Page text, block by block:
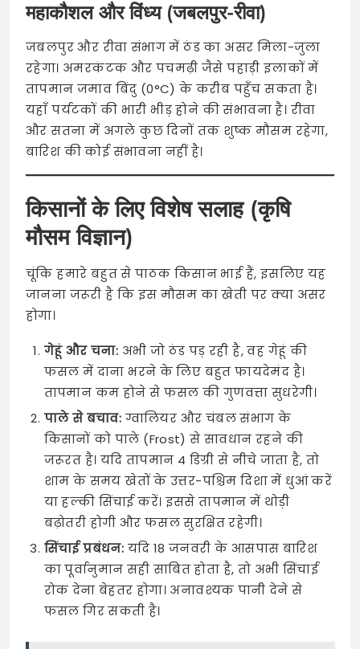
महाकौशल और विंध्य (जबलपुर-रीवा)
जबलपुर और रीवा संभाग में ठंड का असर मिला-जुला
रहेगा। अमरकंटक और पचमढ़ी जैसे पहाड़ी इलाकों में
तापमान जमाव बिंदु (0°C) के करीब पहुँच सकता है।
यहाँ पर्यटकों की भारी भीड़ होने की संभावना है। रीवा
और सतना में अगले कुछ दिनों तक शुष्क मौसम रहेगा,
बारिश की कोई संभावना नहीं है।
किसानों के लिए विशेष सलाह (कृषि
मौसम विज्ञान)
चूंकि हमारे बहुत से पाठक किसान भाई हैं, इसलिए यह
जानना जरूरी है कि इस मौसम का खेती पर क्या असर
होगा।
गेहूं और चना: अभी जो ठंड पड़ रही है, वह गेहूं की
फसल में दाना भरने के लिए बहुत फायदेमंद है।
तापमान कम होने से फसल की गुणवत्ता सुधरेगी।
पाले से बचाव: ग्वालियर और चंबल संभाग के
किसानों को पाले (Frost) से सावधान रहने की
जरूरत है। यदि तापमान 4 डिग्री से नीचे जाता है, तो
शाम के समय खेतों के उत्तर-पश्चिम दिशा में धुआं करें
या हल्की सिंचाई करें। इससे तापमान में थोड़ी
बढ़ोतरी होगी और फसल सुरक्षित रहेगी।
सिंचाई प्रबंधन: यदि 18 जनवरी के आसपास बारिश
का पूर्वानुमान सही साबित होता है, तो अभी सिंचाई
रोक देना बेहतर होगा। अनावश्यक पानी देने से
फसल गिर सकती है।